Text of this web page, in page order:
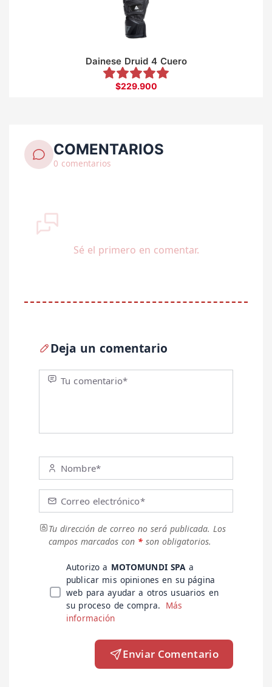
Dainese Druid 4 Cuero
$229.900
COMENTARIOS
0 comentarios
Sé el primero en comentar.
Deja un comentario
Tu comentario*
Nombre*
Correo electrónico*
Tu dirección de correo no será publicada. Los
campos marcados con * son obligatorios.
Autorizo a MOTOMUNDI SPAa
publicar mis opiniones en su página
web para ayudar a otros usuarios en
su proceso de compra. Más
información
Enviar Comentario